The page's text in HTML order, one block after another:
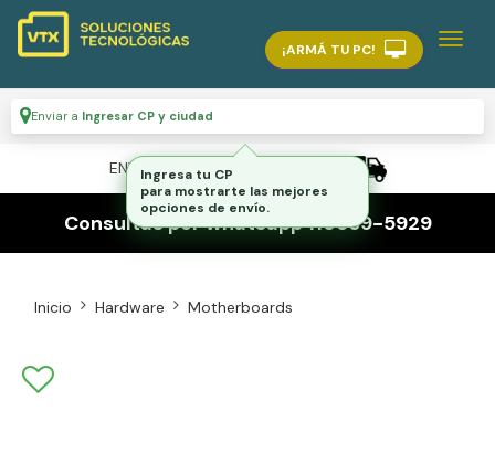
¡ARMÁ TU PC!
Enviar a Ingresar CP y ciudad
ENVÍO GRATIS A TODO EL PAÍS
Consultas por whatsapp 116559-5929
Inicio Hardware Motherboards
Ingresa tu CP
para mostrarte las mejores
opciones de envío.